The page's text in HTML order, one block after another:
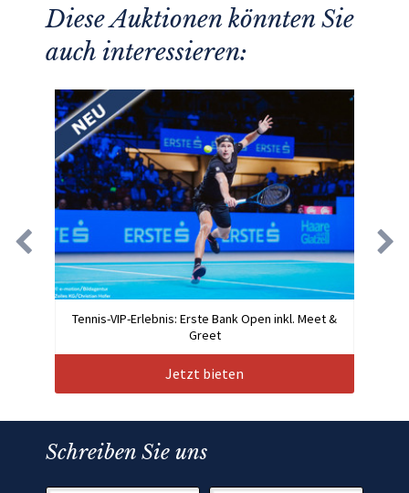
Diese Auktionen könnten Sie
auch interessieren:
Tennis-VIP-Erlebnis: Erste Bank Open inkl. Meet &
Greet
Jetzt bieten
Schreiben Sie uns